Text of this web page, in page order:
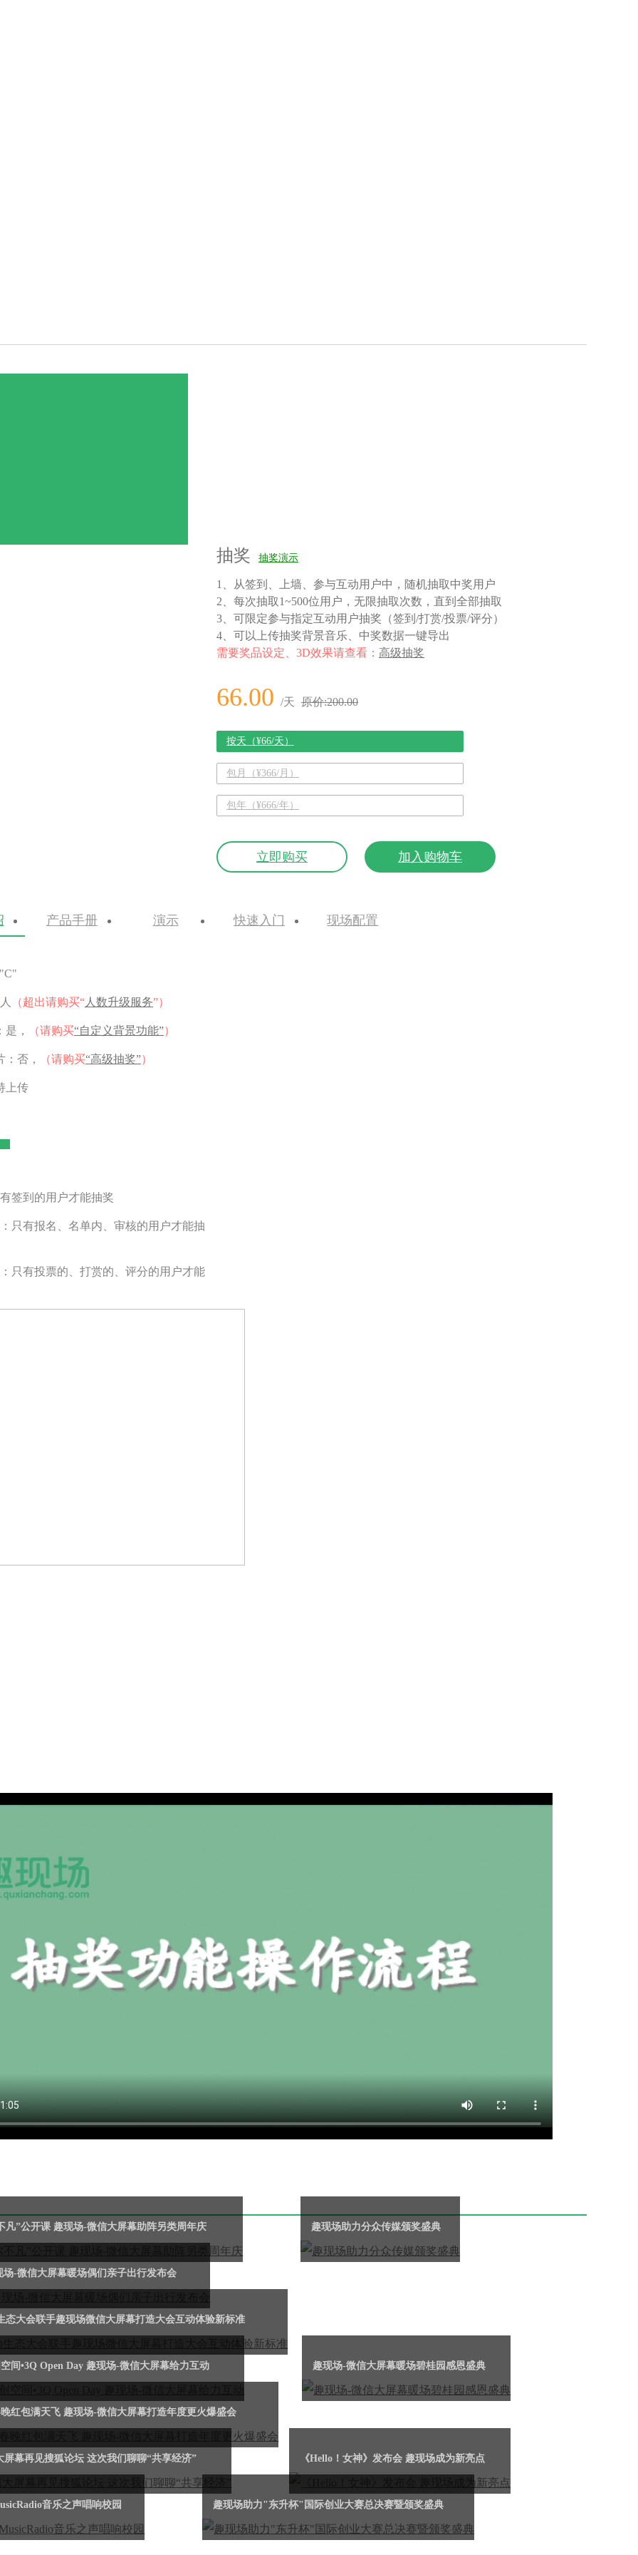
抽奖 抽奖演示
1、从签到、上墙、参与互动用户中，随机抽取中奖用户
2、每次抽取1~500位用户，无限抽取次数，直到全部抽取
3、可限定参与指定互动用户抽奖（签到/打赏/投票/评分）
4、可以上传抽奖背景音乐、中奖数据一键导出
需要奖品设定、3D效果请查看： 高级抽奖
66.00 /天 原价:200.00
按天（¥66/天）
包月（¥366/月）
包年（¥666/年）
立即购买 加入购物车
产品手册 演示 快速入门 现场配置
（超出请购买“ 人数升级服务”）
， （请购买“自定义背景功能”）
否， （请购买“高级抽奖”）
上传
签到的用户才能抽奖
只有报名、名单内、审核的用户才能抽
只有投票的、打赏的、评分的用户才能
凡”公开课 趣现场-微信大屏幕助阵另类周年庆 趣现场助力分众传媒颁奖盛典
场-微信大屏幕暖场偶们亲子出行发布会
态大会联手趣现场微信大屏幕打造大会互动体验新标准
间•3Q Open Day 趣现场-微信大屏幕给力互动 趣现场-微信大屏幕暖场碧桂园感恩盛典
红包满天飞 趣现场-微信大屏幕打造年度更火爆盛会
屏幕再见搜狐论坛 这次我们聊聊“共享经济” 《Hello！女神》发布会 趣现场成为新亮点
音乐之声唱响校园 趣现场助力"东升杯"国际创业大赛总决赛暨颁奖盛典